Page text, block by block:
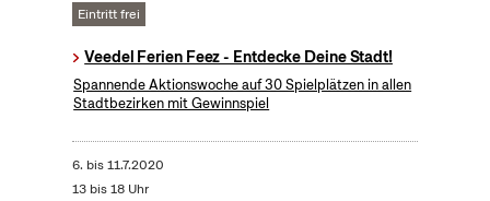
Eintritt frei
Veedel Ferien Feez - Entdecke Deine Stadt!
Spannende Aktionswoche auf 30 Spielplätzen in allen
Stadtbezirken mit Gewinnspiel
6. bis11.7.2020
13 bis 18 Uhr